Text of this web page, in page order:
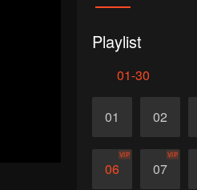
Playlist
01-30
01 02
06
VIP
07
VIP